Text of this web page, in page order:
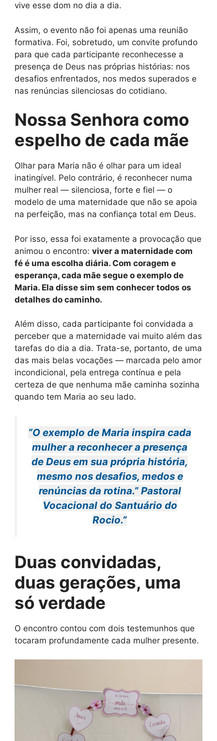
vive esse dom no dia a dia.
Assim, o evento não foi apenas uma reunião
formativa. Foi, sobretudo, um convite profundo
para que cada participante reconhecesse a
presença de Deus nas próprias histórias: nos
desafios enfrentados, nos medos superados e
nas renúncias silenciosas do cotidiano.
Nossa Senhora como
espelho de cada mãe
Olhar para Maria não é olhar para um ideal
inatingível. Pelo contrário, é reconhecer numa
mulher real — silenciosa, forte e fiel — o
modelo de uma maternidade que não se apoia
na perfeição, mas na confiança total em Deus.
Por isso, essa foi exatamente a provocação que
animou o encontro: viver a maternidade com
fé é uma escolha diária. Com coragem e
esperança, cada mãe segue o exemplo de
Maria. Ela disse sim sem conhecer todos os
detalhes do caminho.
Além disso, cada participante foi convidada a
perceber que a maternidade vai muito além das
tarefas do dia a dia. Trata-se, portanto, de uma
das mais belas vocações — marcada pelo amor
incondicional, pela entrega contínua e pela
certeza de que nenhuma mãe caminha sozinha
quando tem Maria ao seu lado.
“O exemplo de Maria inspira cada
mulher a reconhecer a presença
de Deus em sua própria história,
mesmo nos desafios, medos e
renúncias da rotina.”Pastoral
Vocacional do Santuário do
Rocio.”
Duas convidadas,
duas gerações, uma
só verdade
O encontro contou com dois testemunhos que
tocaram profundamente cada mulher presente.